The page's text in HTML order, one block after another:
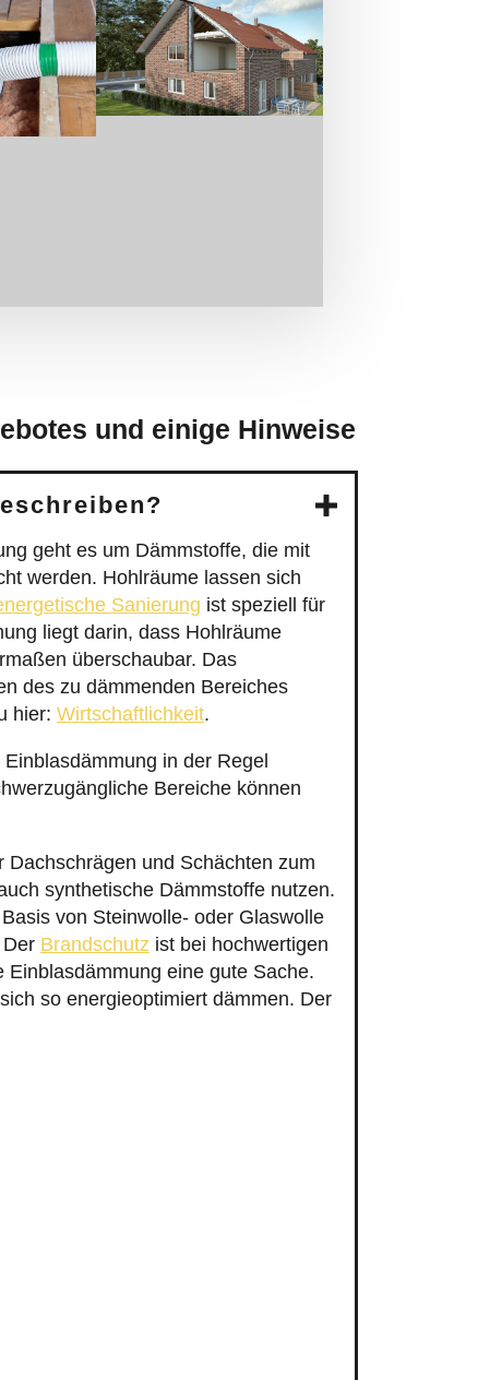
und einige Hinweise
geht es um Dämmstoffe, die mit
werden. Hohlräume lassen sich
Sanierung ist speziell für
liegt darin, dass Hohlräume
überschaubar. Das
des zu dämmenden Bereiches
hier: Wirtschaftlichkeit.
in der Regel
Bereiche können
und Schächten zum
synthetische Dämmstoffe nutzen.
von Steinwolle- oder Glaswolle
Der Brandschutz ist bei hochwertigen
eine gute Sache.
so energieoptimiert dämmen. Der